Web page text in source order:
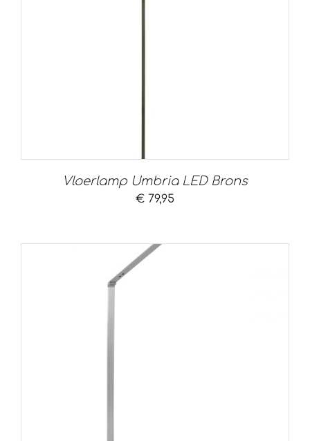
Vloerlamp Umbria LED Brons
€ 79,95